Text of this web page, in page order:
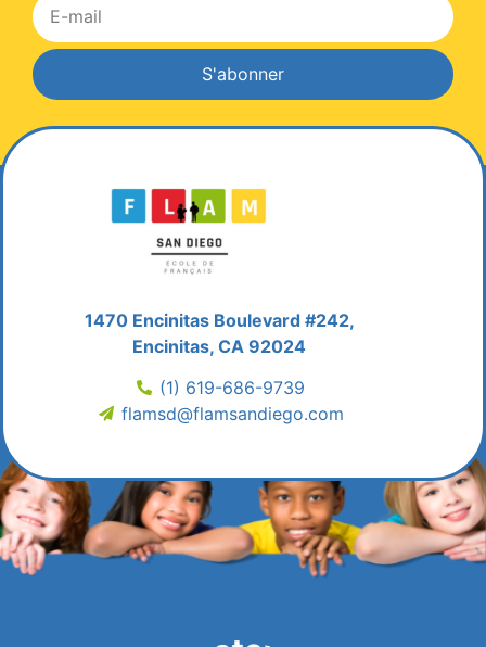
S'abonner
1470 Encinitas Boulevard #242,
Encinitas, CA 92024
(1) 619-686-9739
flamsd@flamsandiego.com